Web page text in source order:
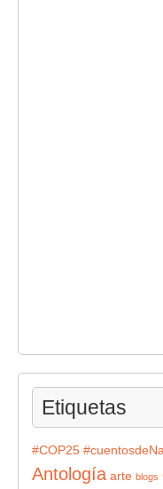
Etiquetas
#COP25
Antología arte blogs